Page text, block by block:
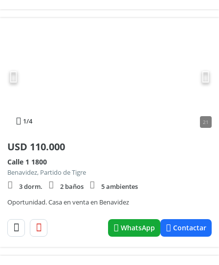
1/4 21
USD 110.000
Calle 1 1800
Benavidez, Partido de Tigre
3 dorm.
2 baños
5 ambientes
Oportunidad. Casa en venta en Benavidez
WhatsApp Contactar